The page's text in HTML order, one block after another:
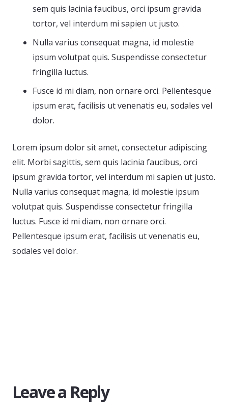
sem quis lacinia faucibus, orci ipsum gravida
tortor, vel interdum mi sapien ut justo.
Nulla varius consequat magna, id molestie
ipsum volutpat quis. Suspendisse consectetur
fringilla luctus.
Fusce id mi diam, non ornare orci. Pellentesque
ipsum erat, facilisis ut venenatis eu, sodales vel
dolor.
Lorem ipsum dolor sit amet, consectetur adipiscing
elit. Morbi sagittis, sem quis lacinia faucibus, orci
ipsum gravida tortor, vel interdum mi sapien ut justo.
Nulla varius consequat magna, id molestie ipsum
volutpat quis. Suspendisse consectetur fringilla
luctus. Fusce id mi diam, non ornare orci.
Pellentesque ipsum erat, facilisis ut venenatis eu,
sodales vel dolor.
Leave a Reply